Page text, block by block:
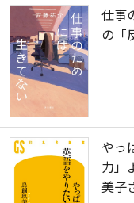
仕事
の「
やっ
力」
美子